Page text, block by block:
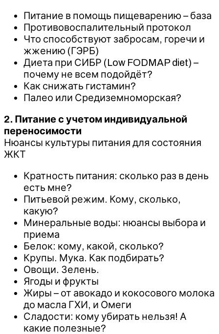
Питание в помощь пищеварению – база
Противовоспалительный протокол
Что способствуют забросам, горечи и
жжению (ГЭРБ)
Диета при СИБР (Low FODMAP diet) –
почему не всем подойдёт?
Как снижать гистамин?
Палео или Средиземноморская?
2. Питание с учетом индивидуальной
переносимости
Нюансы культуры питания для состояния
ЖКТ
Кратность питания: сколько раз в день
есть мне?
Питьевой режим. Кому, сколько,
какую?
Минеральные воды: нюансы выбора и
приема
Белок: кому, какой, сколько?
Крупы. Мука. Как подбирать?
Овощи. Зелень.
Ягоды и фрукты
Жиры – от авокадо и кокосового молока
до масла ГХИ, и Омеги
Сладости: кому убирать нельзя! А
какие полезные?